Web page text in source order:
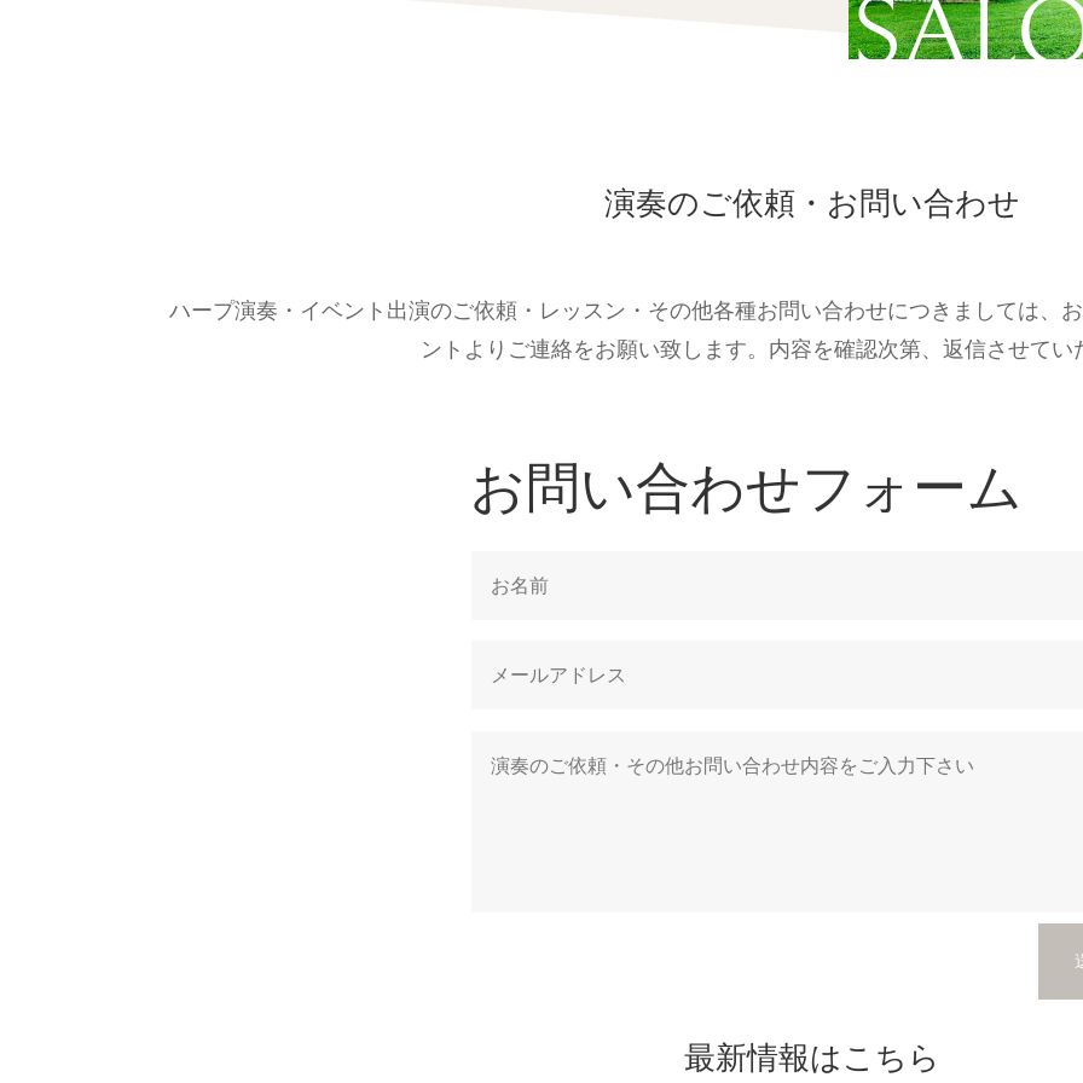
演奏のご依頼・お問い合わせ
ハープ演奏・イベント出演のご依頼・レッスン・その他各種お問い合わせにつきましては、
ントよりご連絡をお願い致します。内容を確認次第、返信させてい
お問い合わせフォーム
最新情報はこちら